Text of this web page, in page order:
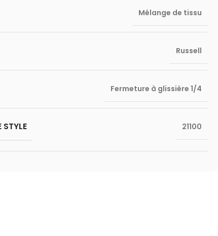
Mélange de tissu
Russell
Fermeture à glissière 1/4
STYLE 21100